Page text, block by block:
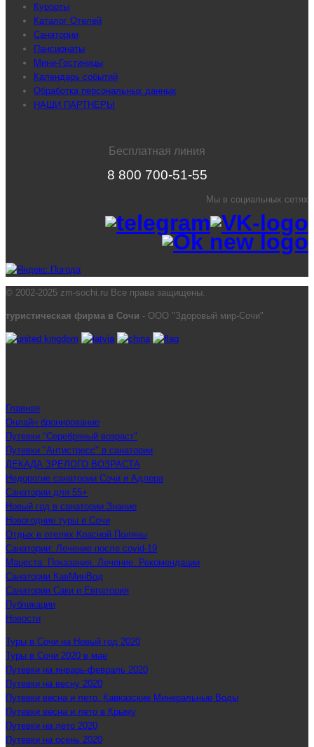
Курорты
Каталог Отелей
Санатории
Пансионаты
Мини-Гостиницы
Календарь событий
Обработка персональных данных
НАШИ ПАРТНЕРЫ
Бесплатная линия
8 800 700-51-55
Мы в социальных сетях
© 2002-2025 zm-sochi.ru Все права защищены.
туристическая фирма в Сочи - ООО "Здоровый мир-Сочи"
Главная
Онлайн бронирование
Путевки "Серебряный возраст"
Путевки "Антистресс" в санатории
ДЕКАДА ЗРЕЛОГО ВОЗРАСТА
Недорогие санатории Сочи и Адлера
Санатории для 55+
Новый год в санатории Знание
Новогодние туры в Сочи
Отдых в отелях Красной Поляны
Санатории: Лечение после covid-19
Мацеста: Показания. Лечение. Рекомендации
Санатории КавМинВод
Санатории Саки и Евпатория
Публикации
Новости
Туры в Сочи на Новый год 2020
Туры в Сочи 2020 в мае
Путевки на январь-февраль 2020
Путевки на весну 2020
Путевки весна и лето. Кавказские Минеральные Воды
Путевки весна и лето в Крыму
Путевки на лето 2020
Путевки на осень 2020